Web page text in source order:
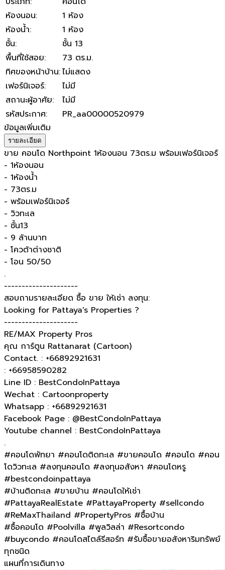
ห้องนอน:
1 ห้อง
ห้องน้ำ:
1 ห้อง
ชั้น:
ชั้น 13
พื้นที่ใช้สอย:
73 ตร.ม.
ทิศของหน้าบ้าน:ไม่แสดง
เฟอร์นิเจอร์:
ไม่มี
สถานะผู้อาศัย:
ไม่มี
รหัสประกาศ:
PR_aa00000520979
ข้อมูลเพิ่มเติม
รายละเอียด
ขาย คอนโด Northpoint 1ห้องนอน 73ตร.ม พร้อมเฟอร์นิเจอร์
- 1ห้องนอน
- 1ห้องน้ำ
- 73ตร.ม
- พร้อมเฟอร์นิเจอร์
- วิวทะเล
- ชั้น13
- 9 ล้านบาท
- โควต้าต่างชาติ
- โอน 50/50
.
---------------------
สอบถามรายละเอียด ซื้อ ขาย ให้เช่า ลงทุน:
Looking for Pattaya's Properties ?
---------------------
RE/MAX Property Pros
คุณ การ์ตูน Rattanarat (Cartoon)
Contact. : +66892921631
: +66958590282
Line ID : BestCondoInPattaya
Wechat : Cartoonproperty
Whatsapp : +66892921631
Facebook Page : @BestCondoInPattaya
Youtube channel : BestCondoInPattaya
.
#คอนโดพัทยา #คอนโดติดทะเล #ขายคอนโด #คอนโด #คอน
โดวิวทะเล #ลงทุนคอนโด #ลงทุนอสังหา #คอนโดหรู
#bestcondoinpattaya
#บ้านติดทะเล​ #ขายบ้าน #คอนโดให้เช่า
#PattayaRealEstate #PattayaProperty #sellcondo
#ReMaxThailand #PropertyPros #ซื้อบ้าน
#ซื้อคอนโด #Poolvilla #พูลวิลล่า #Resortcondo
#buycondo #คอนโดสไตล์รีสอร์ท #รับซื้อขายอสังหาริมทรัพย์
ทุกชนิด
แผนที่การเดินทาง